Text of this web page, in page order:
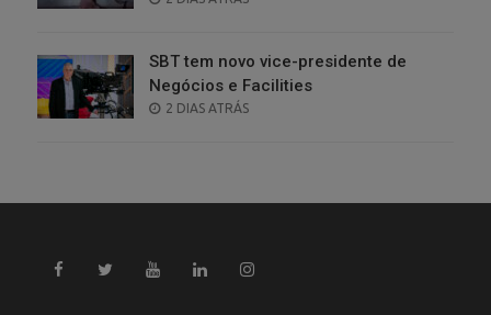
SBT tem novo vice-presidente de
Negócios e Facilities
POSTED
2 DIAS ATRÁS